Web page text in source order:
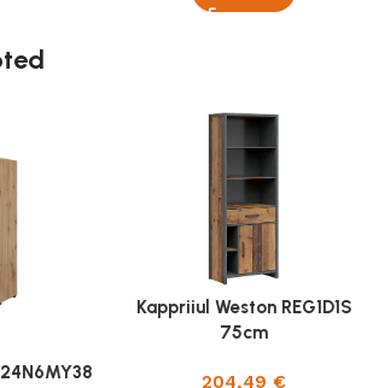
Kappriiul Weston REG1D1S
75cm
204,49 €